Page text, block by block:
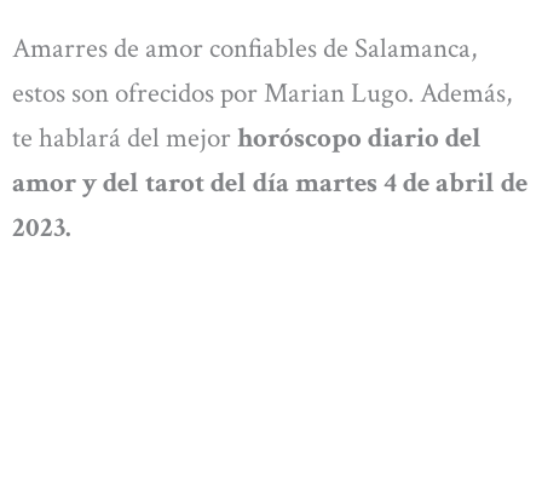
Amarres de amor confiables de Salamanca,
estos son ofrecidos por Marian Lugo. Además,
te hablará del mejorhoróscopo diario del
amor y del tarot del día martes 4 de abril de
2023.